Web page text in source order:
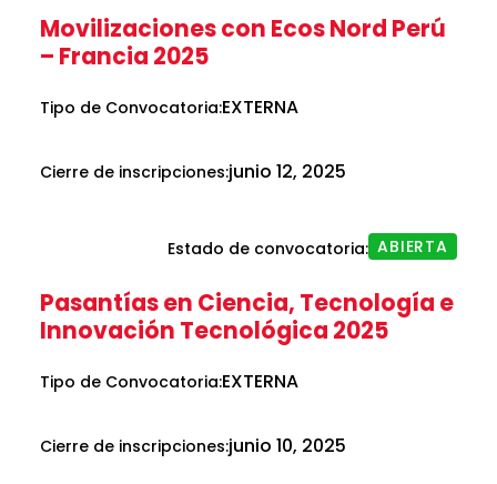
Estado de convocatoria: ABIERTA
Pasantías en Ciencia, Tecnología e
Innovación Tecnológica 2025
Tipo de Convocatoria:EXTERNA
Cierre de inscripciones:junio 10, 2025
Movilizaciones con Ecos Nord Perú
– Francia 2025
Tipo de Convocatoria:EXTERNA
Cierre de inscripciones:junio 12, 2025